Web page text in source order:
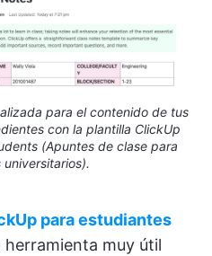
para el contenido de tus
con la plantilla ClickUp
(Apuntes de clase para
para estudiantes
herramienta muy útil